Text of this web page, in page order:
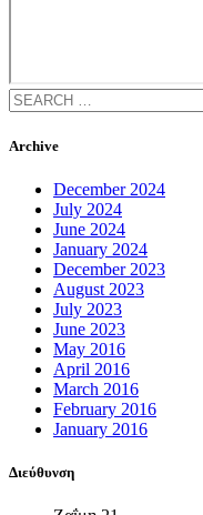
Archive
December 2024
July 2024
June 2024
January 2024
December 2023
August 2023
July 2023
June 2023
May 2016
April 2016
March 2016
February 2016
January 2016
Διεύθυνση